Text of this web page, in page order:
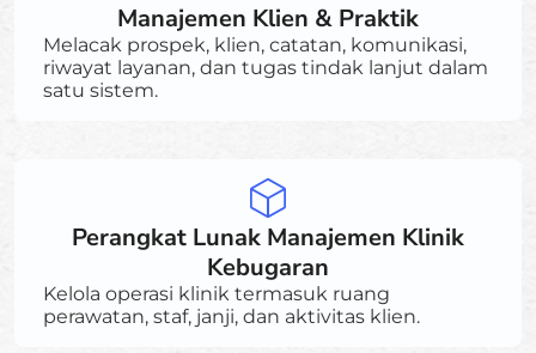
Manajemen Klien & Praktik
Melacak prospek, klien, catatan, komunikasi,
riwayat layanan, dan tugas tindak lanjut dalam
satu sistem.
Perangkat Lunak Manajemen Klinik
Kebugaran
Kelola operasi klinik termasuk ruang
perawatan, staf, janji, dan aktivitas klien.